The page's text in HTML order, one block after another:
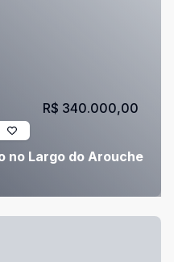
no Largo do Arouche
R$ 340.000,00